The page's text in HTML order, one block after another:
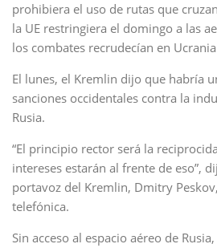
prohibiera el uso de rutas que
la UE restringiera el domingo a las
los combates recrudecían en
El lunes, el Kremlin dijo que habría
sanciones occidentales contra la
Rusia.
“El principio rector será la
intereses estarán al frente de eso”,
portavoz del Kremlin, Dmitry
telefónica.
Sin acceso al espacio aéreo de